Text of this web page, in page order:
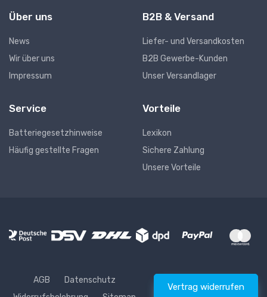
Über uns
News
Wir über uns
Impressum
B2B & Versand
Liefer- und Versandkosten
B2B Gewerbe-Kunden
Unser Versandlager
Service
Batteriegesetzhinweise
Häufig gestellte Fragen
Vorteile
Lexikon
Sichere Zahlung
Unsere Vorteile
AGB
Datenschutz
Vertrag widerrufen